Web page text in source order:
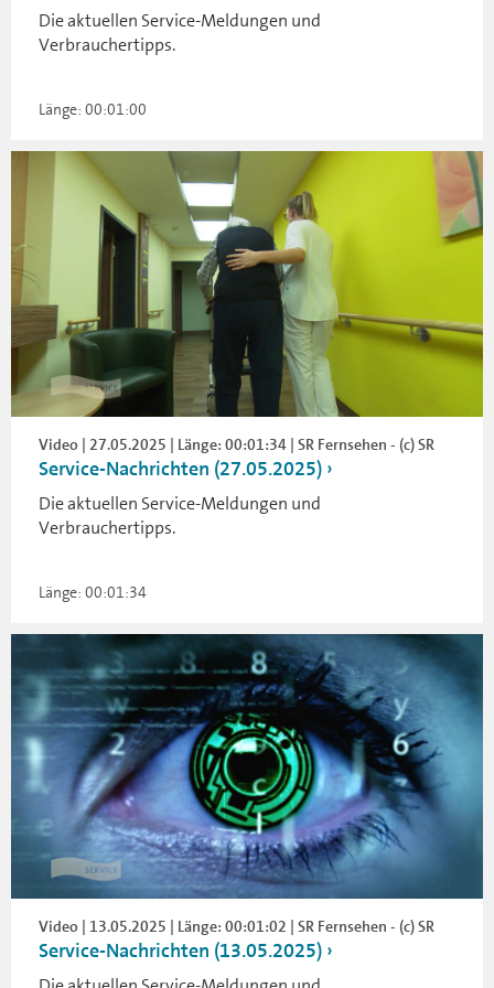
Die aktuellen Service-Meldungen und
Verbrauchertipps.
Länge: 00:01:00
Video | 27.05.2025 | Länge: 00:01:34 | SR Fernsehen - (c) SR
Service-Nachrichten (27.05.2025)
Die aktuellen Service-Meldungen und
Verbrauchertipps.
Länge: 00:01:34
Video | 13.05.2025 | Länge: 00:01:02 | SR Fernsehen - (c) SR
Service-Nachrichten (13.05.2025)